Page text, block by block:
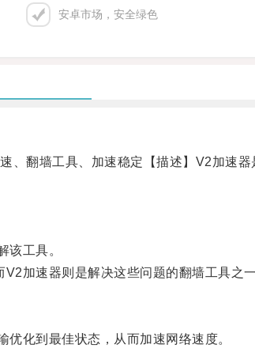
安卓市场，安全绿色
翻墙工具、加速稳定【描述】V2加速器
工具。
加速器则是解决这些问题的翻墙工具之一
化到最佳状态，从而加速网络速度。